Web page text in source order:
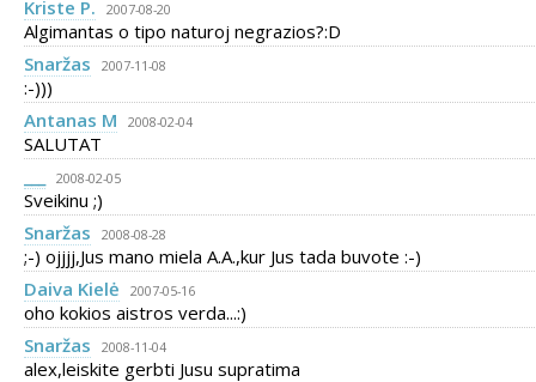
Kriste P.
2007-08-20
Algimantas o tipo naturoj negrazios?:D
Snaržas
2007-11-08
:-)))
Antanas M
2008-02-04
SALUTAT
2008-02-05
Sveikinu ;)
Snaržas
2008-08-28
;-) ojjjj,Jus mano miela A.A.,kur Jus tada buvote :-)
Daiva Kielė
2007-05-16
oho kokios aistros verda...:)
Snaržas
2008-11-04
alex,leiskite gerbti Jusu supratima